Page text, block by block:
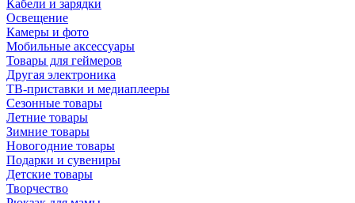
Кабели и зарядки
Освещение
Камеры и фото
Мобильные аксессуары
Товары для геймеров
Другая электроника
ТВ-приставки и медиаплееры
Сезонные товары
Летние товары
Зимние товары
Новогодние товары
Подарки и сувениры
Детские товары
Творчество